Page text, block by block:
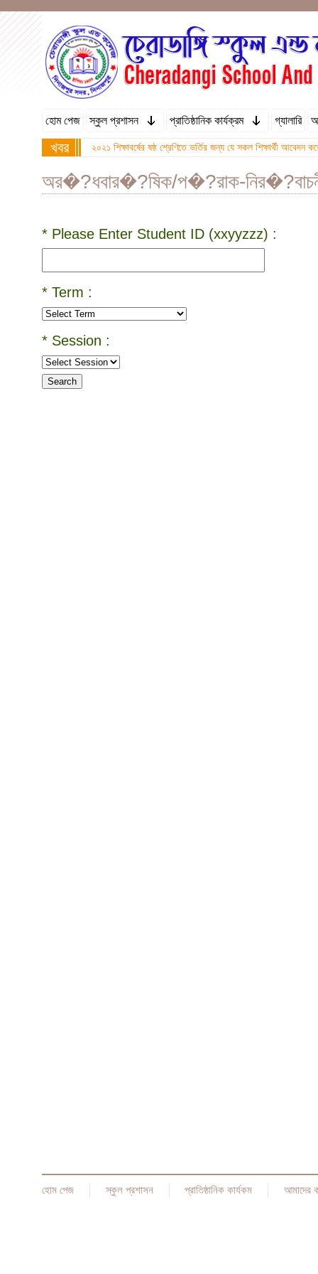
হোম পেজ স্কুল প্রশাসন প্রাতিষ্ঠানিক কার্যক্রম গ্যালারি
খবর ২০২১ শিক্ষাবর্ষের ষষ্ঠ শ্রেণিতে ভর্তির জন্য যে সকল শিক্ষার্থী
অর�?ধবার�?ষিক/প�?রাক-
* Please Enter Student ID (xxyyzzz) :
* Term :
* Session :
হোম পেজ স্কুল প্রশাসন প্রাতিষ্ঠানিক কার্যকম আমাদের